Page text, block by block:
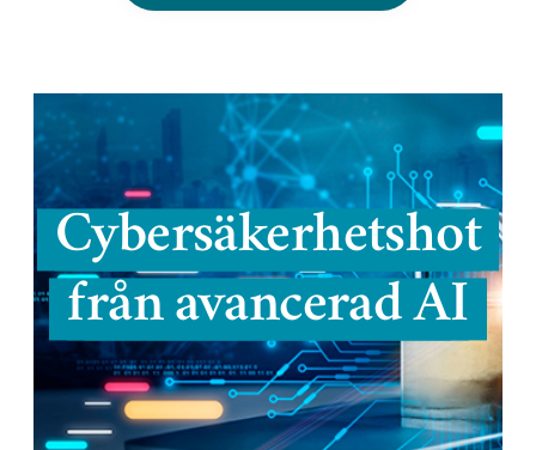
Cybersäkerhetshot
från avancerad AI